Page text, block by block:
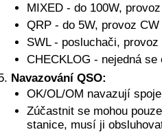
MIXED - do 100W,
QRP - do 5W, provoz
SWL - posluchači,
CHECKLOG - nejedná
Navazování QSO:
OK/OL/OM navazují
Zúčastnit se mohou
stanice, musí ji